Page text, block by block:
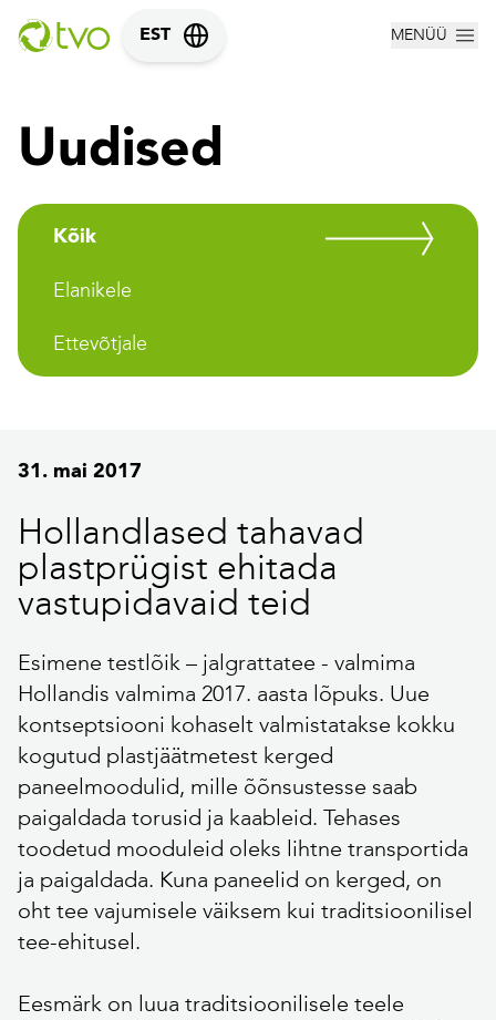
EST MENÜÜ
Uudised
Kõik
Elanikele
Ettevõtjale
31. mai 2017
Hollandlased tahavad
plastprügist ehitada
vastupidavaid teid
Esimene testlõik – jalgrattatee - valmima
Hollandis valmima 2017. aasta lõpuks. Uue
kontseptsiooni kohaselt valmistatakse kokku
kogutud plastjäätmetest kerged
paneelmoodulid, mille õõnsustesse saab
paigaldada torusid ja kaableid. Tehases
toodetud mooduleid oleks lihtne transportida
ja paigaldada. Kuna paneelid on kerged, on
oht tee vajumisele väiksem kui traditsioonilisel
tee-ehitusel.
Eesmärk on luua traditsioonilisele teele